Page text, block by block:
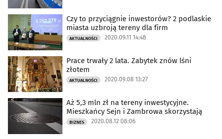
Czy to przyciągnie inwestorów? 2 podlaskie
miasta uzbroją tereny dla firm
AKTUALNOŚCI 2020.09.11 14:48
Prace trwały 2 lata. Zabytek znów lśni
złotem
AKTUALNOŚCI 2020.09.08 13:27
Aż 5,3 mln zł na tereny inwestycyjne.
Mieszkańcy Sejn i Zambrowa skorzystają
BIZNES 2020.08.12 08:06